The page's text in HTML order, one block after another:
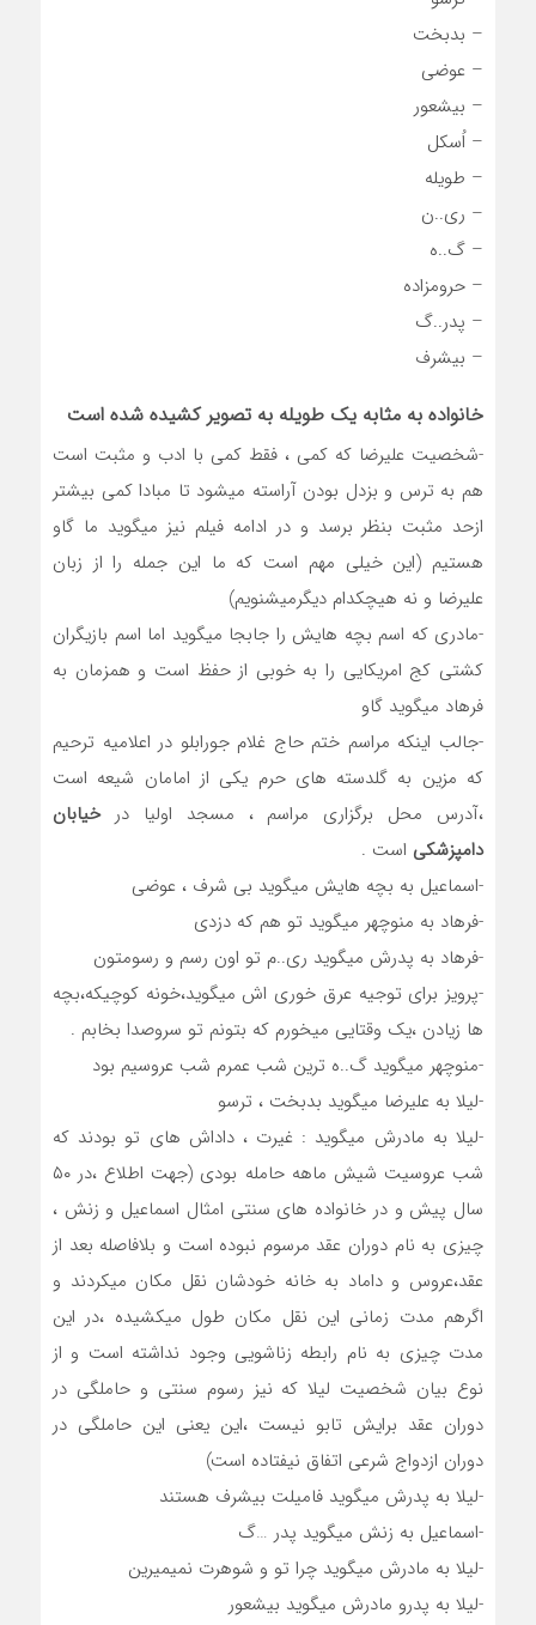
– بدبخت
– عوضی
– بیشعور
– اُسکل
– طویله
– ری..ن
– گ..ه
– حرومزاده
– پدر..گ
– بیشرف
خانواده به مثابه یک طویله به تصویر کشیده شده است
-شخصیت علیرضا که کمی ، فقط کمی با ادب و مثبت است
هم به ترس و بزدل بودن آراسته میشود تا مبادا کمی بیشتر
ازحد مثبت بنظر برسد و در ادامه فیلم نیز میگوید ما گاو
هستیم (این خیلی مهم است که ما این جمله را از زبان
علیرضا و نه هیچکدام دیگرمیشنویم)
-مادری که اسم بچه هایش را جابجا میگوید اما اسم بازیگران
کشتی کج امریکایی را به خوبی از حفظ است و همزمان به
فرهاد میگوید گاو
-جالب اینکه مراسم ختم حاج غلام جورابلو در اعلامیه ترحیم
که مزین به گلدسته های حرم یکی از امامان شیعه است
،آدرس محل برگزاری مراسم ، مسجد اولیا درخیابان
دامپزشکی است .
-اسماعیل به بچه هایش میگوید بی شرف ، عوضی
-فرهاد به منوچهر میگوید تو هم که دزدی
-فرهاد به پدرش میگوید ری..م تو اون رسم و رسومتون
-پرویز برای توجیه عرق خوری اش میگوید،خونه کوچیکه،بچه
ها زیادن ،یک وقتایی میخورم که بتونم تو سروصدا بخابم .
-منوچهر میگوید گ..ه ترین شب عمرم شب عروسیم بود
-لیلا به علیرضا میگوید بدبخت ، ترسو
-لیلا به مادرش میگوید : غیرت ، داداش های تو بودند که
شب عروسیت شیش ماهه حامله بودی (جهت اطلاع ،در ۵۰
سال پیش و در خانواده های سنتی امثال اسماعیل و زنش ،
چیزی به نام دوران عقد مرسوم نبوده است و بلافاصله بعد از
عقد،عروس و داماد به خانه خودشان نقل مکان میکردند و
اگرهم مدت زمانی این نقل مکان طول میکشیده ،در این
مدت چیزی به نام رابطه زناشویی وجود نداشته است و از
نوع بیان شخصیت لیلا که نیز رسوم سنتی و حاملگی در
دوران عقد برایش تابو نیست ،این یعنی این حاملگی در
دوران ازدواج شرعی اتفاق نیفتاده است)
-لیلا به پدرش میگوید فامیلت بیشرف هستند
-اسماعیل به زنش میگوید پدر …گ
-لیلا به مادرش میگوید چرا تو و شوهرت نمیمیرین
-لیلا به پدرو مادرش میگوید بیشعور